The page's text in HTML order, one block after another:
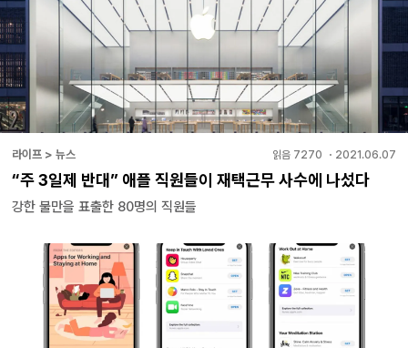
라이프 > 뉴스 읽음 7270 ・ 2021.06.07
“주 3일제 반대” 애플 직원들이 재택근무 사수에 나섰다
강한 불만을 표출한 80명의 직원들